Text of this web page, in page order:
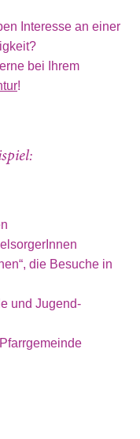
Interesse an einer
bei Ihrem
!
die Besuche in
und Jugend-